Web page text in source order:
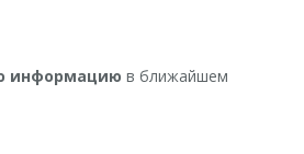
информацию в ближайшем